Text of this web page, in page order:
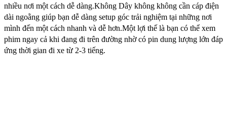
nhiều nơi một cách dễ dàng.Không Dây không không cần cáp điện
dài ngoằng giúp bạn dễ dàng setup góc trải nghiệm tại những nơi
mình đến một cách nhanh và dễ hơn.Một lợi thế là bạn có thể xem
phim ngay cả khi đang đi trên đường nhờ có pin dung lượng lớn đáp
ứng thời gian đi xe từ 2-3 tiếng.